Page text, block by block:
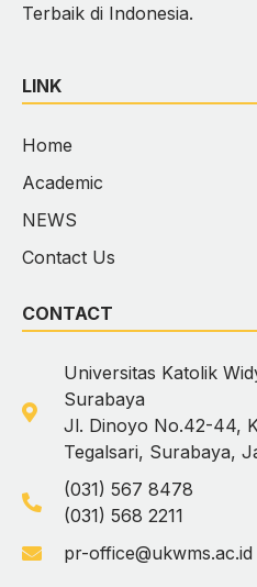
Terbaik di Indonesia.
LINK
Home
Academic
NEWS
Contact Us
CONTACT
Universitas Katolik
Surabaya
Jl. Dinoyo No.42-44,
Tegalsari, Surabaya,
(031) 567 8478
(031) 568 2211
pr-office@ukwms.ac.id